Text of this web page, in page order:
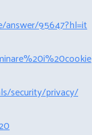
95647?hl=it
security/privacy/